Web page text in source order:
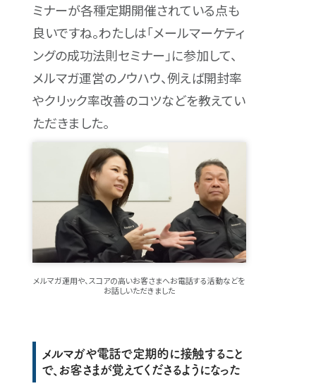
ミナーが各種定期開催されている点も
良いですね。わたしは「メールマーケティ
ングの成功法則セミナー」に参加して、
メルマガ運営のノウハウ、例えば開封率
やクリック率改善のコツなどを教えてい
ただきました。
メルマガ運用や、スコアの高いお客さまへお電話する活動などを
お話しいただきました
メルマガや電話で定期的に接触すること
で、お客さまが覚えてくださるようになった